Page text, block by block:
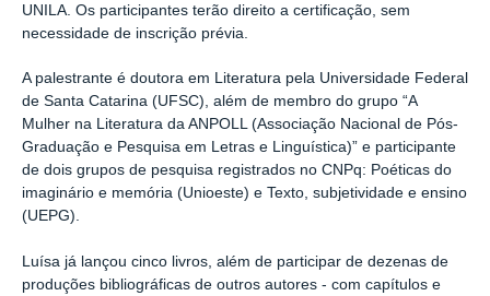
UNILA. Os participantes terão direito a certificação, sem
necessidade de inscrição prévia.
A palestrante é doutora em Literatura pela Universidade Federal
de Santa Catarina (UFSC), além de membro do grupo “A
Mulher na Literatura da ANPOLL (Associação Nacional de Pós-
Graduação e Pesquisa em Letras e Linguística)” e participante
de dois grupos de pesquisa registrados no CNPq: Poéticas do
imaginário e memória (Unioeste) e Texto, subjetividade e ensino
(UEPG).
Luísa já lançou cinco livros, além de participar de dezenas de
produções bibliográficas de outros autores - com capítulos e